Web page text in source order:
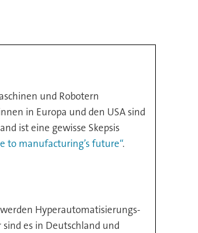
und Robotern
in Europa und den USA sind
ist eine gewisse Skepsis
to manufacturing’s future“.
Hyperautomatisierungs-
es in Deutschland und